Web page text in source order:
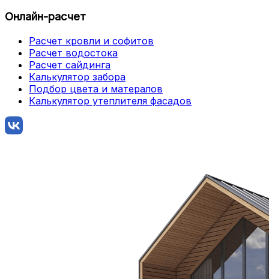
Онлайн-расчет
Расчет кровли и софитов
Расчет водостока
Расчет сайдинга
Калькулятор забора
Подбор цвета и матералов
Калькулятор утеплителя фасадов